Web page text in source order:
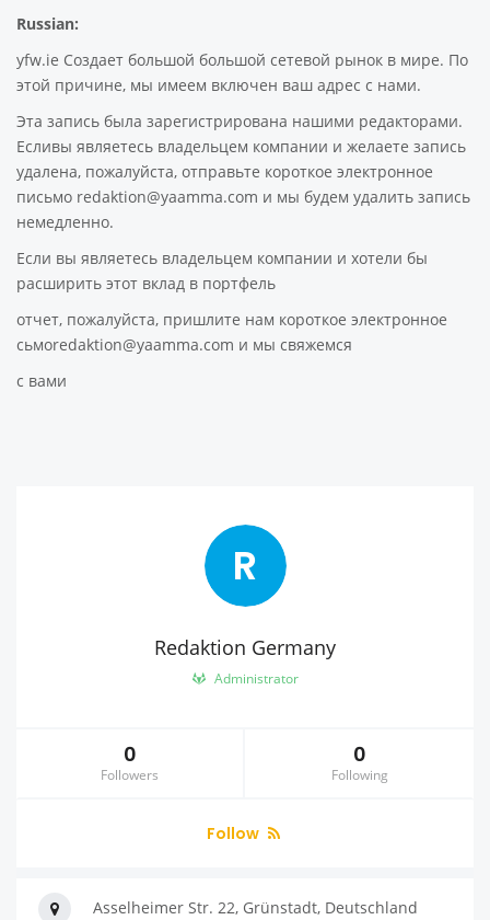
Russian:
yfw.ie Создает большой большой сетевой рынок в мире. По
этой причине, мы имеем включен ваш адрес с нами.
Эта запись была зарегистрирована нашими редакторами.
Есливы являетесь владельцем компании и желаете запись
удалена, пожалуйста, отправьте короткое электронное
письмо redaktion@yaamma.com и мы будем удалить запись
немедленно.
Если вы являетесь владельцем компании и хотели бы
расширить этот вклад в портфель
отчет, пожалуйста, пришлите нам короткое электронное
сьмоredaktion@yaamma.com и мы свяжемся
с вами
R
Redaktion Germany
Administrator
0
Followers
0
Following
Follow
Asselheimer Str. 22, Grünstadt, Deutschland